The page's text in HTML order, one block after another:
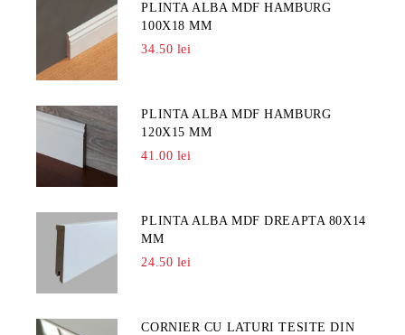
PLINTA ALBA MDF HAMBURG
100X18 MM
34.50 lei
PLINTA ALBA MDF HAMBURG
120X15 MM
41.00 lei
PLINTA ALBA MDF DREAPTA 80X14
MM
24.50 lei
CORNIER CU LATURI TESITE DIN